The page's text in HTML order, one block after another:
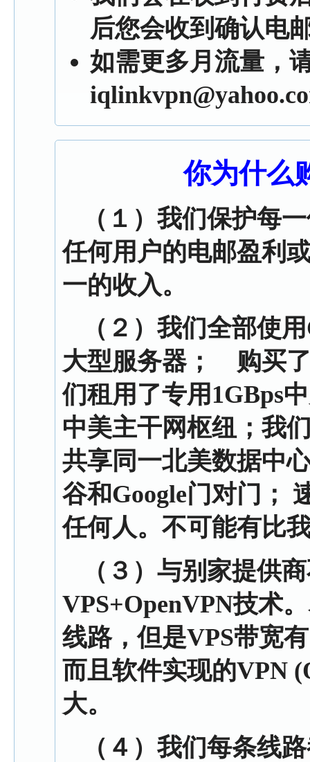
后您会收到确认电
如需更多月流量，
你为什么
（１）我们保护每
任何用户的电邮盈利
一的收入。
（２）我们全部使
大型服务器； 购买
们租用了专用1GBps
中美主干网枢纽；我
共享同一北美数据中
谷和Google门对门；
任何人。不可能有比
（３）与别家提供
VPS+OpenVPN技术
线路，但是VPS带宽
而且软件实现的VPN
大。
（４）我们每条线